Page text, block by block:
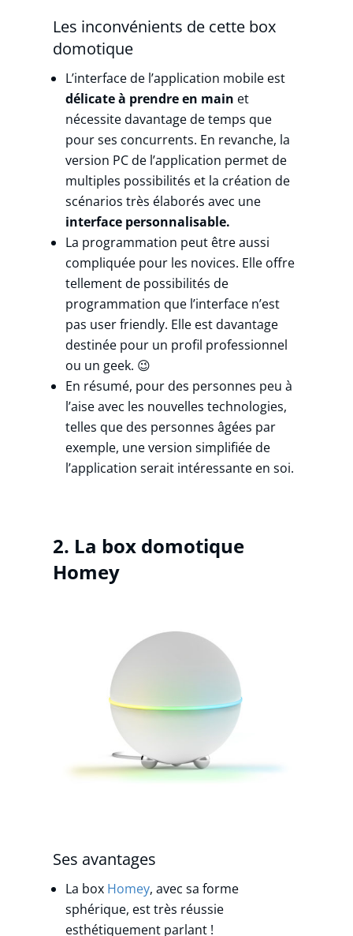
Les inconvénients de cette box
domotique
L’interface de l’application mobile est
délicate à prendre en main et
nécessitedavantage de temps que
pour ses concurrents. En revanche, la
version PC de l’application permet de
multiples possibilités et la création de
scénarios très élaborés avec une
interface personnalisable.
La programmation peut être aussi
compliquée pour les novices. Elle offre
tellement de possibilités de
programmation que l’interface n’est
pas user friendly. Elle est davantage
destinée pour un profil professionnel
ou un geek. 😉
En résumé, pour des personnes peu à
l’aise avec les nouvelles technologies,
telles que des personnes âgées par
exemple, une version simplifiée de
l’application serait intéressante en soi.
2. La box domotique
Homey
Ses avantages
La box Homey, avec sa forme
sphérique, est très réussie
esthétiquement parlant !